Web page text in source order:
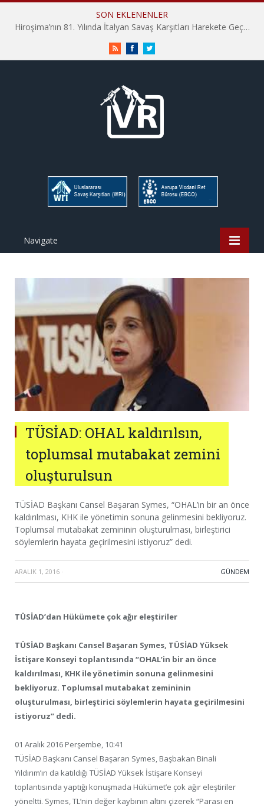
SON EKLENENLER
Hiroşima’nın 81. Yılında İtalyan Savaş Karşıtları Harekete Geçti: “Hatırlamak yeterli değil”
RSS FacebookTwitter
Navigate
TÜSİAD: OHAL kaldırılsın,
toplumsal mutabakat zemini
oluşturulsun
TÜSİAD Başkanı Cansel Başaran Symes, “OHAL’in bir an önce
kaldırılması, KHK ile yönetimin sonuna gelinmesini bekliyoruz.
Toplumsal mutabakat zemininin oluşturulması, birleştirici
söylemlerin hayata geçirilmesini istiyoruz” dedi.
ARALIK 1, 2016 · GÜNDEM
TÜSİAD’dan Hükümete çok ağır eleştiriler
TÜSİAD Başkanı Cansel Başaran Symes, TÜSİAD Yüksek
İstişare Konseyi toplantısında “OHAL’in bir an önce
kaldırılması, KHK ile yönetimin sonuna gelinmesini
bekliyoruz. Toplumsal mutabakat zemininin
oluşturulması, birleştirici söylemlerin hayata geçirilmesini
istiyoruz” dedi.
01 Aralık 2016 Perşembe, 10:41
TÜSİAD Başkanı Cansel Başaran Symes, Başbakan Binali
Yıldırım’ın da katıldığı TÜSİAD Yüksek İstişare Konseyi
toplantısında yaptığı konuşmada Hükümet’e çok ağır eleştiriler
yöneltti. Symes, TL’nin değer kaybının altını çizerek “Parası en